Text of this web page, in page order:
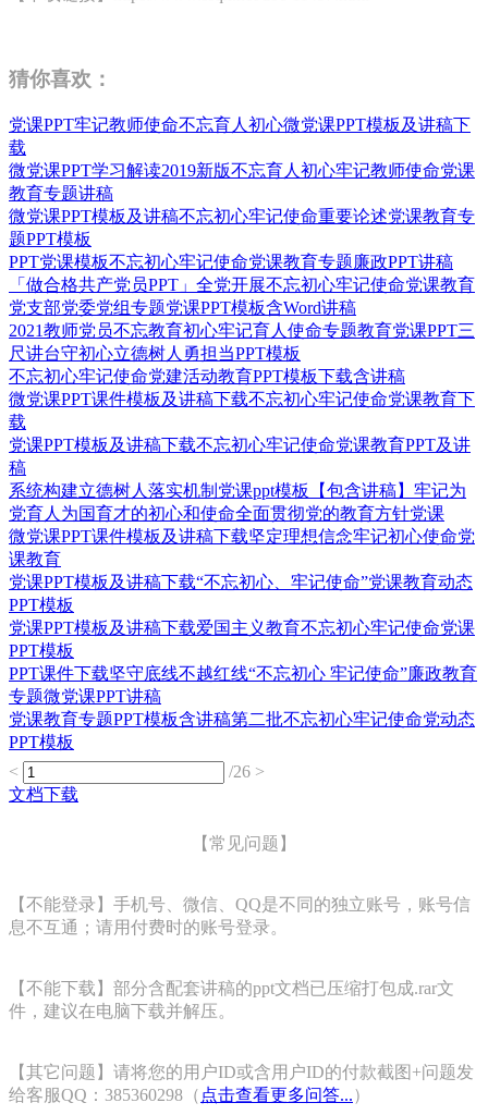
猜你喜欢：
党课PPT牢记教师使命不忘育人初心微党课PPT模板及讲稿下
载
微党课PPT学习解读2019新版不忘育人初心牢记教师使命党课
教育专题讲稿
微党课PPT模板及讲稿不忘初心牢记使命重要论述党课教育专
题PPT模板
PPT党课模板不忘初心牢记使命党课教育专题廉政PPT讲稿
「做合格共产党员PPT」全党开展不忘初心牢记使命党课教育
党支部党委党组专题党课PPT模板含Word讲稿
2021教师党员不忘教育初心牢记育人使命专题教育党课PPT三
尺讲台守初心立德树人勇担当PPT模板
不忘初心牢记使命党建活动教育PPT模板下载含讲稿
微党课PPT课件模板及讲稿下载不忘初心牢记使命党课教育下
载
党课PPT模板及讲稿下载不忘初心牢记使命党课教育PPT及讲
稿
系统构建立德树人落实机制党课ppt模板【包含讲稿】牢记为
党育人为国育才的初心和使命全面贯彻党的教育方针党课
微党课PPT课件模板及讲稿下载坚定理想信念牢记初心使命党
课教育
党课PPT模板及讲稿下载“不忘初心、牢记使命”党课教育动态
PPT模板
党课PPT模板及讲稿下载爱国主义教育不忘初心牢记使命党课
PPT模板
PPT课件下载坚守底线不越红线“不忘初心 牢记使命”廉政教育
专题微党课PPT讲稿
党课教育专题PPT模板含讲稿第二批不忘初心牢记使命党动态
PPT模板
<
/26 >
文档下载
【常见问题】
【不能登录】手机号、微信、QQ是不同的独立账号，账号信
息不互通；请用付费时的账号登录。
【不能下载】部分含配套讲稿的ppt文档已压缩打包成.rar文
件，建议在电脑下载并解压。
【其它问题】请将您的用户ID或含用户ID的付款截图+问题发
给客服QQ：385360298（ 点击查看更多问答...）